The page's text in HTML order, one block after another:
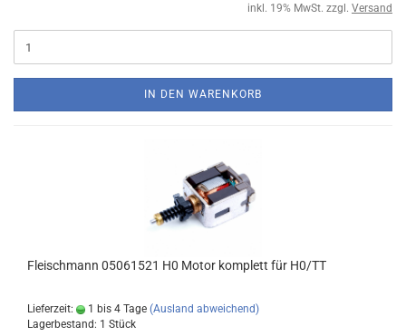
inkl. 19% MwSt. zzgl. Versand
IN DEN WARENKORB
Fleischmann 05061521 H0 Motor komplett für H0/TT
Lieferzeit: 1 bis 4 Tage (Ausland abweichend)
Lagerbestand: 1 Stück